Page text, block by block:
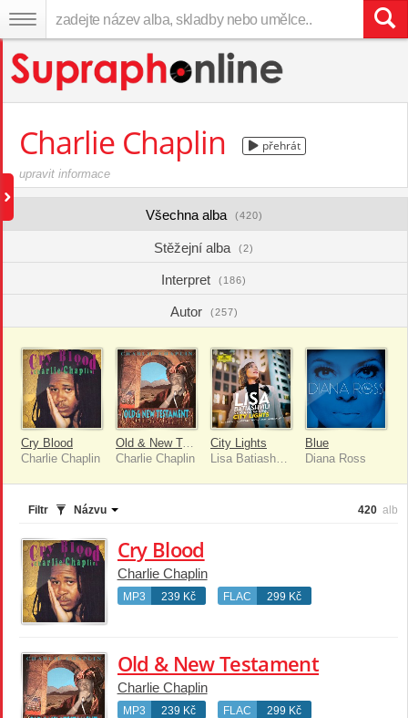
Charlie Chaplin přehrát
upravit informace
Všechna alba (420)
Stěžejní alba (2)
Interpret (186)
Autor (257)
Cry Blood
Charlie Chaplin
Old & New Testament
Charlie Chaplin
City Lights
Lisa Batiashvili, Rundfunk-Sinfonieorchester Berlin, Nikoloz Rachveli
Blue
Diana Ross
Filtr Názvu 420 alb
Cry Blood
Charlie Chaplin
MP3 239 Kč FLAC 299 Kč
Old & New Testament
Charlie Chaplin
MP3 239 Kč FLAC 299 Kč